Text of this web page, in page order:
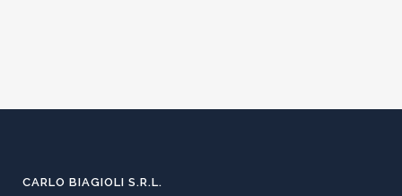
CARLO BIAGIOLI S.R.L.